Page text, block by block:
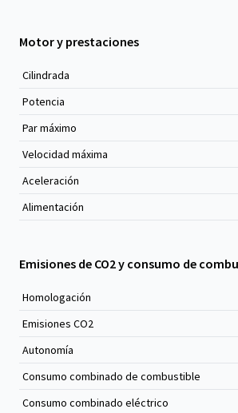
Motor y prestaciones
Cilindrada
Potencia
Par máximo
Velocidad máxima
Aceleración
Alimentación
Emisiones de CO2 y consumo de
Homologación
Emisiones CO2
Autonomía
Consumo combinado de combustible
Consumo combinado eléctrico